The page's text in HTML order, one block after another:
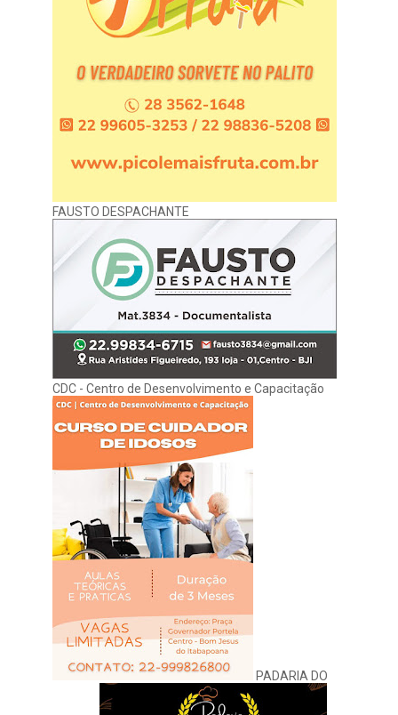
FAUSTO DESPACHANTE
CDC - Centro de Desenvolvimento e Capacitação
PADARIA DO